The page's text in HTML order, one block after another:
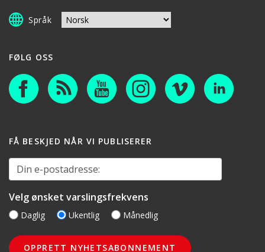
Språk
FØLG OSS
FÅ BESKJED NÅR VI PUBLISERER
Din e-postadresse:
Velg ønsket varslingsfrekvens
Daglig Ukentlig Månedlig